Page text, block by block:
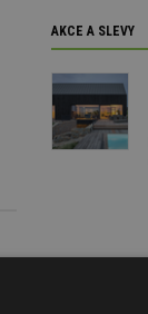
AKCE A SLEVY